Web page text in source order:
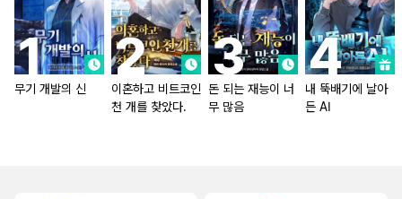
무기 개발의 신
이혼하고 비트코인
천 개를 찾았다.
돈 되는 재능이 너
무 많음
내 뚝배기에 날아
든 AI